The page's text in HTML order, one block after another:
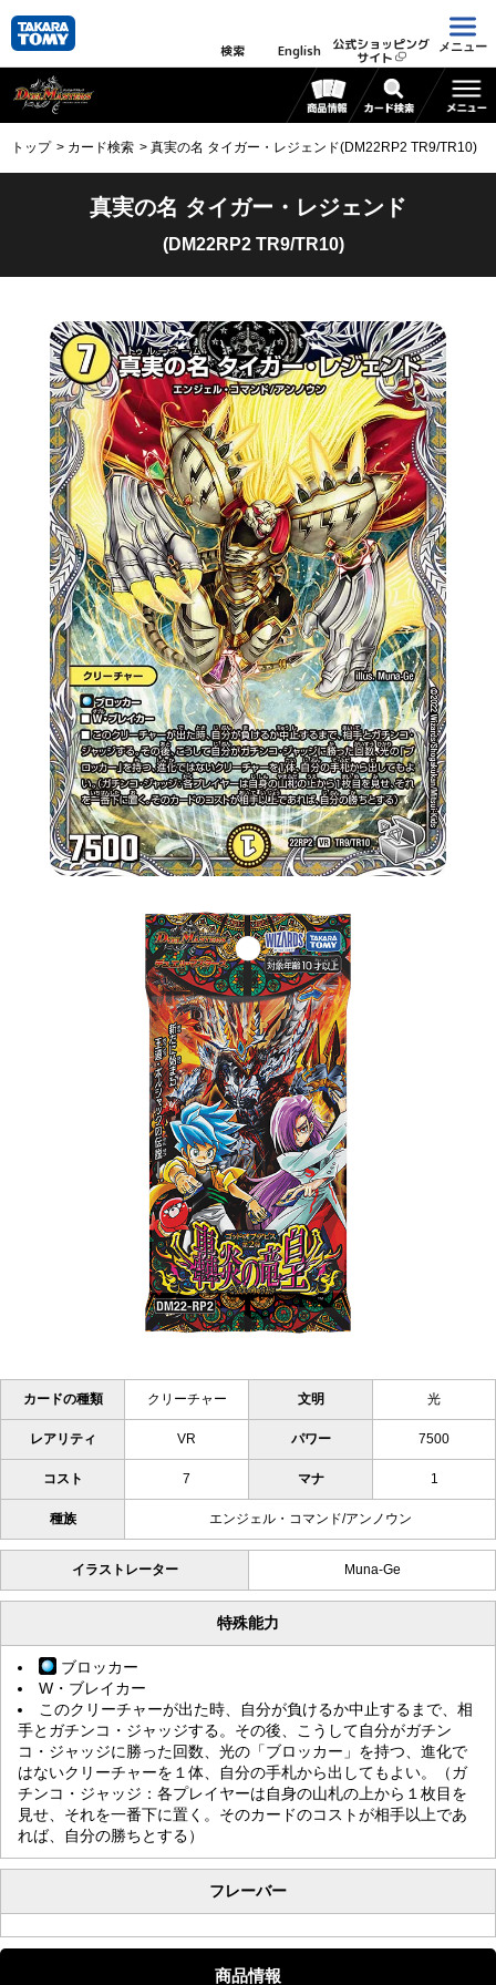
検索 English 公式ショッピング
サイト
メニュー
トップ カード検索 真実の名 タイガー・レジェンド(DM22RP2 TR9/TR10)
真実の名 タイガー・レジェンド
(DM22RP2 TR9/TR10)
カードの種類 クリーチャー 文明 光
レアリティ VR パワー 7500
コスト 7 マナ 1
種族 エンジェル・コマンド/アンノウン
イラストレーター Muna-Ge
特殊能力
ブロッカー
W・ブレイカー
このクリーチャーが出た時、自分が負けるか中止するまで、相
手とガチンコ・ジャッジする。その後、こうして自分がガチン
コ・ジャッジに勝った回数、光の「ブロッカー」を持つ、進化で
はないクリーチャーを１体、自分の手札から出してもよい。（ガ
チンコ・ジャッジ：各プレイヤーは自身の山札の上から１枚目を
見せ、それを一番下に置く。そのカードのコストが相手以上であ
れば、自分の勝ちとする）
フレーバー
商品情報